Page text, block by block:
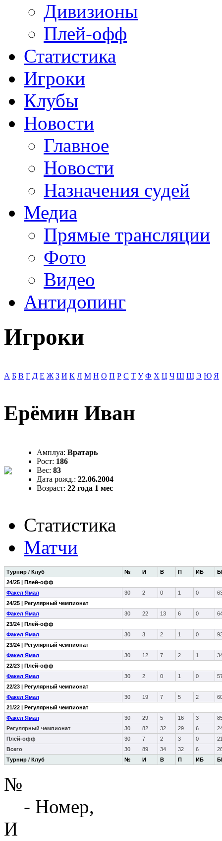
Дивизионы
Плей-офф
Статистика
Игроки
Клубы
Новости
Главное
Новости
Назначения судей
Медиа
Прямые трансляции
Фото
Видео
Антидопинг
Игроки
А Б В Г Д Е Ж З И К Л М Н О П Р С Т У Ф Х Ц Ч Ш Щ Э Ю Я
Ерёмин Иван
Амплуа: Вратарь
Рост: 186
Вес: 83
Дата рожд.: 22.06.2004
Возраст: 22 года 1 мес
Статистика
Матчи
Турнир / Клуб № И В П ИБ
Турнир / Клуб № И В П ИБ
24/25 | Плей-офф
Факел Ямал
30 2 0 1 0
24/25 | Регулярный чемпионат
Факел Ямал
30 22 13 6 0
23/24 | Плей-офф
Факел Ямал
30 3 2 1 0
23/24 | Регулярный чемпионат
Факел Ямал
30 12 7 2 1
22/23 | Плей-офф
Факел Ямал
30 2 0 1 0
22/23 | Регулярный чемпионат
Факел Ямал
30 19 7 5 2
21/22 | Регулярный чемпионат
Факел Ямал
30 29 5 16 3
Регулярный чемпионат
30 82 32 29 6
Плей-офф
30 7 2 3 0
Всего
30 89 34 32 6
№
- Номер,
И